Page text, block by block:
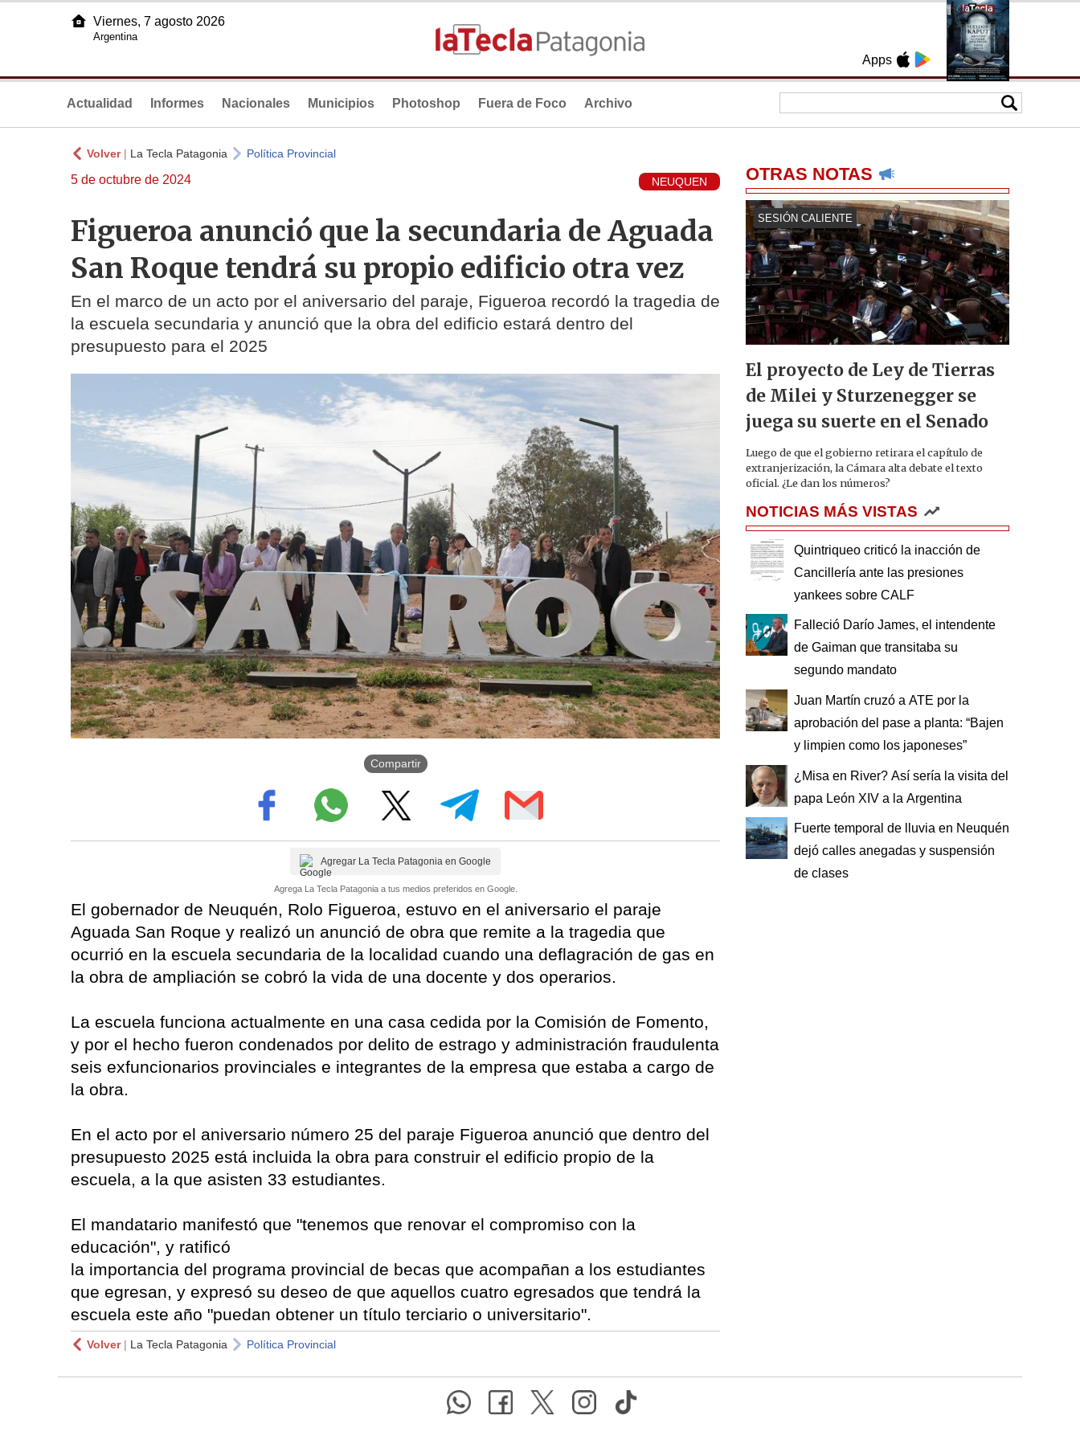
Apps
Viernes, 7 agosto 2026
Argentina
Actualidad Informes Nacionales Municipios Photoshop Fuera de Foco Archivo
Volver| La Tecla Patagonia Política Provincial
5 de octubre de 2024 NEUQUEN
Figueroa anunció que la secundaria de Aguada
San Roque tendrá su propio edificio otra vez
En el marco de un acto por el aniversario del paraje, Figueroa recordó la tragedia de
la escuela secundaria y anunció que la obra del edificio estará dentro del
presupuesto para el 2025
Compartir
Agregar La Tecla Patagonia en Google
Agrega La Tecla Patagonia a tus medios preferidos en Google.
El gobernador de Neuquén, Rolo Figueroa, estuvo en el aniversario el paraje
Aguada San Roque y realizó un anunció de obra que remite a la tragedia que
ocurrió en la escuela secundaria de la localidad cuando una deflagración de gas en
la obra de ampliación se cobró la vida de una docente y dos operarios.
La escuela funciona actualmente en una casa cedida por la Comisión de Fomento,
y por el hecho fueron condenados por delito de estrago y administración fraudulenta
seis exfuncionarios provinciales e integrantes de la empresa que estaba a cargo de
la obra.
En el acto por el aniversario número 25 del paraje Figueroa anunció que dentro del
presupuesto 2025 está incluida la obra para construir el edificio propio de la
escuela, a la que asisten 33 estudiantes.
El mandatario manifestó que "tenemos que renovar el compromiso con la
educación", y ratificó
la importancia del programa provincial de becas que acompañan a los estudiantes
que egresan, y expresó su deseo de que aquellos cuatro egresados que tendrá la
escuela este año "puedan obtener un título terciario o universitario".
Volver| La Tecla Patagonia Política Provincial
OTRAS NOTAS
SESIÓN CALIENTE
El proyecto de Ley de Tierras
de Milei y Sturzenegger se
juega su suerte en el Senado
Luego de que el gobierno retirara el capítulo de
extranjerización, la Cámara alta debate el texto
oficial. ¿Le dan los números?
NOTICIAS MÁS VISTAS
Quintriqueo criticó la inacción de
Cancillería ante las presiones
yankees sobre CALF
Falleció Darío James, el intendente
de Gaiman que transitaba su
segundo mandato
Juan Martín cruzó a ATE por la
aprobación del pase a planta: “Bajen
y limpien como los japoneses”
¿Misa en River? Así sería la visita del
papa León XIV a la Argentina
Fuerte temporal de lluvia en Neuquén
dejó calles anegadas y suspensión
de clases